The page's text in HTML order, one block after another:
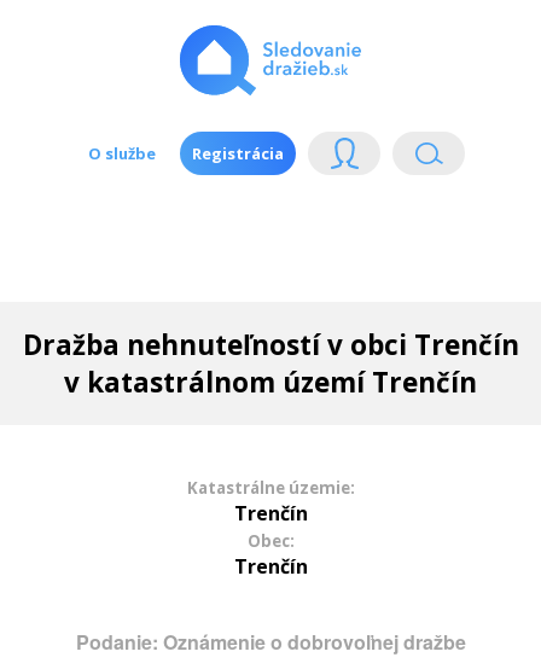
O službe Registrácia
Dražba nehnuteľností v obci Trenčín
v katastrálnom území Trenčín
Katastrálne územie:
Trenčín
Obec:
Trenčín
Podanie: Oznámenie o dobrovoľnej dražbe